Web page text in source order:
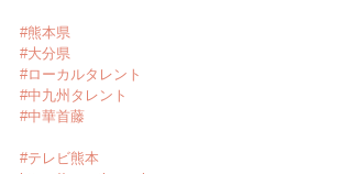
#熊本県
#大分県
#ローカルタレント
#中九州タレント
#中華首藤
#テレビ熊本